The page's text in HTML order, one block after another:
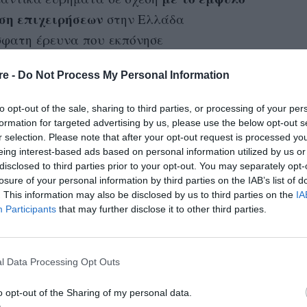
- Do Not Process My Personal Information
opt-out of the sale, sharing to third parties, or processing of your
for targeted advertising by us, please use the below opt-out
selection. Please note that after your opt-out request is processed
interest-based ads based on personal information utilized by us
to third parties prior to your opt-out. You may separately
of your personal information by third parties on the IAB’s list of
This information may also be disclosed by us to third parties on the
Participants that may further disclose it to other third parties.
Data Processing Opt Outs
opt-out of the Sharing of my personal data.
επιχειρήσεων στην Ελλάδα
έρευνα που εκπόνησε
της Βρετανικής Πρεσβείας στην Αθήνα στο
για την καταπολέμηση των έμφυλων
παγκόσμιο φαινόμενο, παρότι
οικονομία. Στην Ελλάδα τα σχετικά
ωστόσο γνωρίζουμε πλέονότι η
οι ίδιες την επιχείρησή τους
τον δανεισμό σε ποσοστό πολύ χαμηλότερο